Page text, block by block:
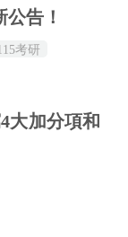
告！
考研
大加分項和